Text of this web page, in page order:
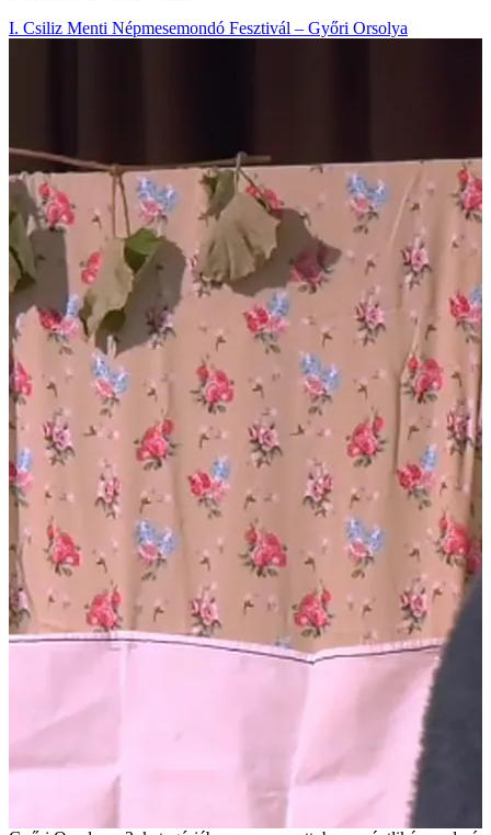
I. Csiliz Menti Népmesemondó Fesztivál – Győri Orsolya